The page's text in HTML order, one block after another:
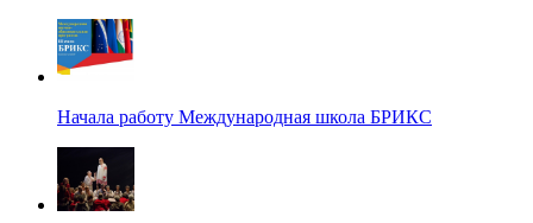
Начала работу Международная школа БРИКС